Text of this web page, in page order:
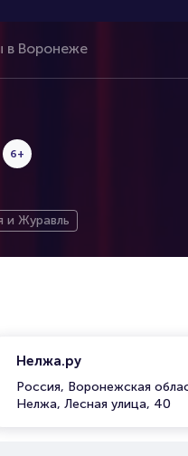
6+
и Журавль
Нелжа.ру
Россия, Воронежская
Нелжа, Лесная улица, 40